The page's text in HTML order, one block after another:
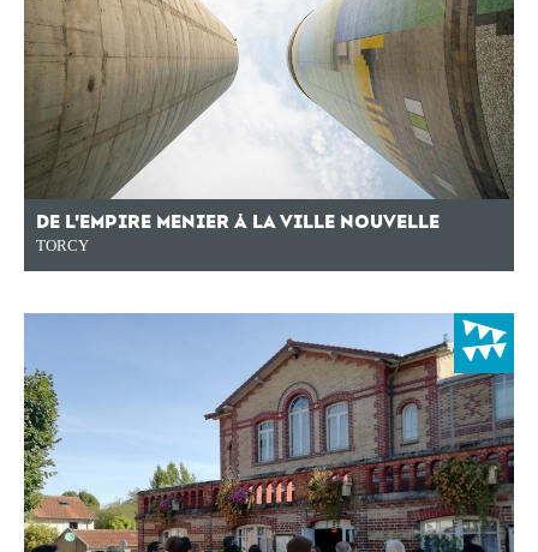
DE L'EMPIRE MENIER À LA VILLE NOUVELLE
TORCY